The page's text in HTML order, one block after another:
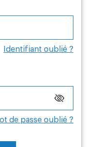
Identifiant oublié ?
de passe oublié ?